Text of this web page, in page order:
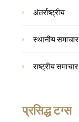
अंतर्राष्ट्रीय
स्थानीय समाचार
राष्ट्रीय समाचार
प्रसिद्ध टग्स